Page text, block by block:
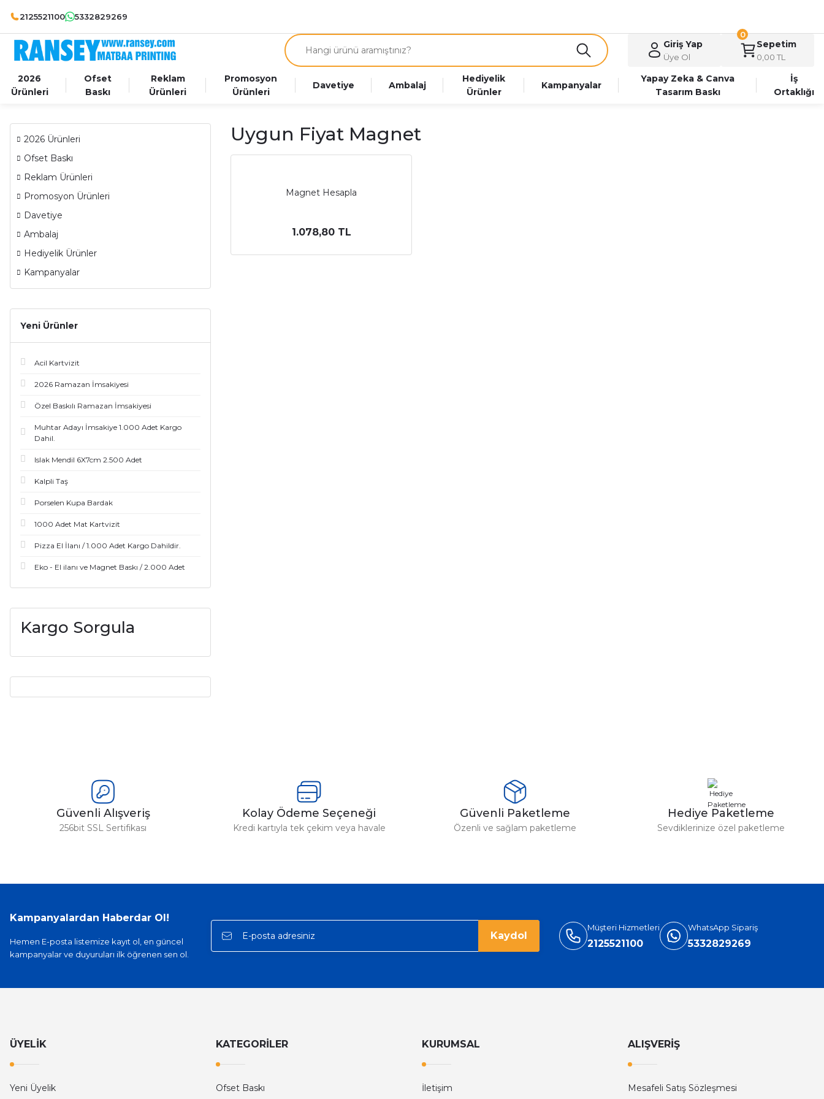
2125521100 5332829269
Giriş Yap
Üye Ol
Sepetim
0,00 TL
0
2026
Ürünleri
Ofset
Baskı
Reklam
Ürünleri
Promosyon
Ürünleri
Davetiye Ambalaj
Hediyelik
Ürünler
Kampanyalar
Yapay Zeka & Canva
Tasarım Baskı
İş
Ortaklığı
2026 Ürünleri
Ofset Baskı
Reklam Ürünleri
Promosyon Ürünleri
Davetiye
Ambalaj
Hediyelik Ürünler
Kampanyalar
Yeni Ürünler
Acil Kartvizit
2026 Ramazan İmsakiyesi
Özel Baskılı Ramazan İmsakiyesi
Muhtar Adayı İmsakiye 1.000 Adet Kargo
Dahil.
Islak Mendil 6X7cm 2.500 Adet
Kalpli Taş
Porselen Kupa Bardak
1000 Adet Mat Kartvizit
Pizza El İlanı / 1.000 Adet Kargo Dahildir.
Eko - El ilanı ve Magnet Baskı / 2.000 Adet
Kargo Sorgula
Uygun Fiyat Magnet
Magnet Hesapla
1.078,80 TL
Güvenli Alışveriş
256bit SSL Sertifikası
Kolay Ödeme Seçeneği
Kredi kartıyla tek çekim veya havale
Güvenli Paketleme
Özenli ve sağlam paketleme
Hediye Paketleme
Sevdiklerinize özel paketleme
Kampanyalardan Haberdar Ol!
Hemen E-posta listemize kayıt ol, en güncel
kampanyalar ve duyuruları ilk öğrenen sen ol.
Kaydol
Müşteri Hizmetleri
2125521100
WhatsApp Sipariş
5332829269
ÜYELİK
Yeni Üyelik
KATEGORİLER
Ofset Baskı
KURUMSAL
İletişim
ALIŞVERİŞ
Mesafeli Satış Sözleşmesi